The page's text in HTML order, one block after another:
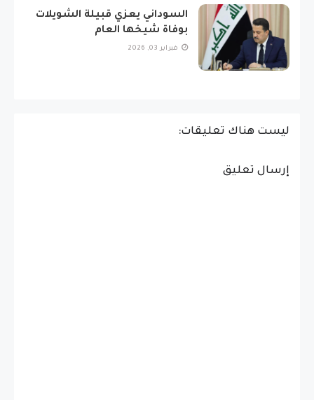
السوداني يعزي قبيلة الشويلات
بوفاة شيخها العام
فبراير 03, 2026
ليست هناك تعليقات:
إرسال تعليق